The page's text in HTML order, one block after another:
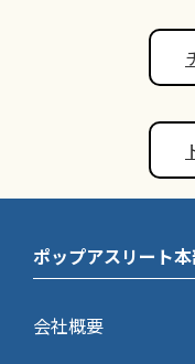
ポップアスリート
会社概要